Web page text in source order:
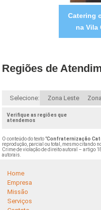
Catering
na Vila
Regiões de
Selecione: Zona Leste
Verifique as regiões que
atendemos
O conteúdo do texto "Confraternização
reprodução, parcial ou total, mesmo citando
Crime de violação de direito autoral – artigo
autorais
Home
Empresa
Missão
Serviços